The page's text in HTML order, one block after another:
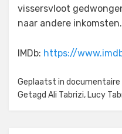
vissersvloot
naar andere
IMDb: https://
Geplaatst in documentaire
Getagd Ali Tabrizi, Lucy